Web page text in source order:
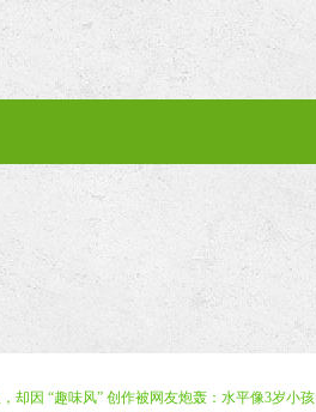
却因 “趣味风” 创作被网友炮轰：水平像3岁小孩